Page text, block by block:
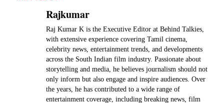
Rajkumar
Raj Kumar K is the Executive Editor at Behind Talkies,
with extensive experience covering Tamil cinema,
celebrity news, entertainment trends, and developments
across the South Indian film industry. Passionate about
storytelling and media, he believes journalism should not
only inform but also engage and inspire audiences. Over
the years, he has contributed to a wide range of
entertainment coverage, including breaking news, film